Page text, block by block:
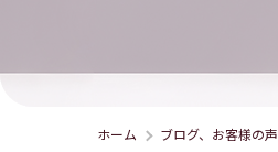
ホーム ブログ、お客様の声